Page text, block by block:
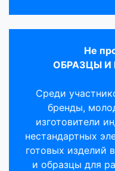
Не
ОБРАЗЦЫ И
Среди
бренды,
изготовители
нестандартных
готовых изделий
и образцы для